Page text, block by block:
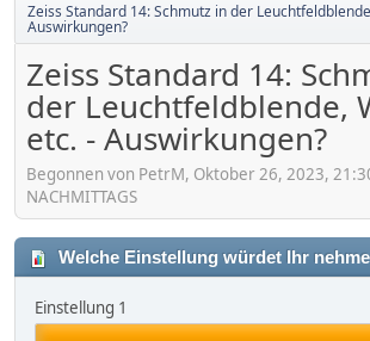
Zeiss Standard 14: Schmutz in der
Auswirkungen?
Zeiss Standard 14:
der Leuchtfeldblende,
etc. - Auswirkungen?
Begonnen von PetrM, Oktober 26, 2023,
NACHMITTAGS
Welche Einstellung würdet Ihr
Einstellung 1